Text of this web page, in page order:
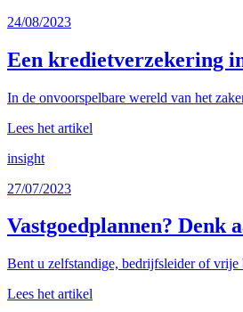
24/08/2023
Een kredietverzekering
In de onvoorspelbare wereld van het
Lees het artikel
insight
27/07/2023
Vastgoedplannen? Denk
Bent u zelfstandige, bedrijfsleider of vrije
Lees het artikel